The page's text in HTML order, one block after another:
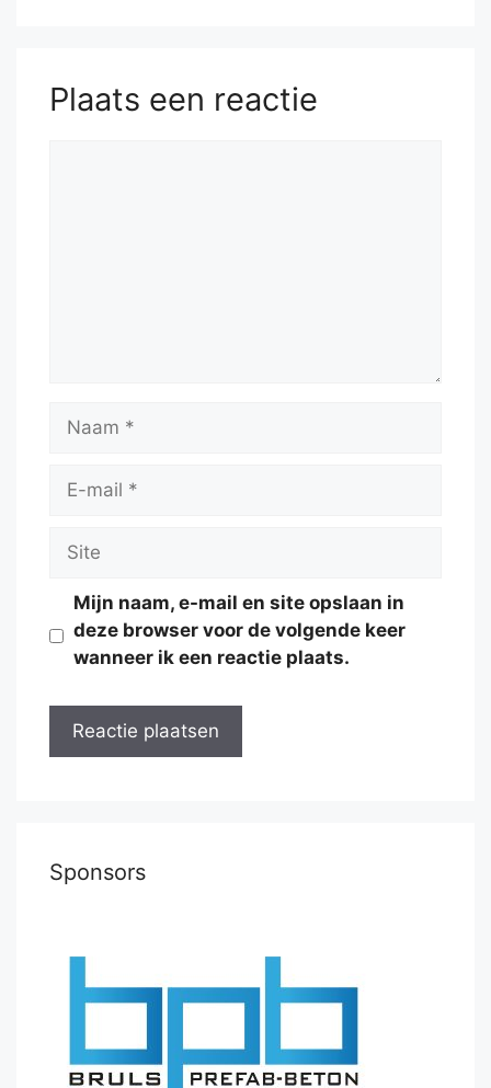
Plaats een reactie
Naam
Site
Mijn naam, e-mail en site opslaan in
deze browser voor de volgende keer
wanneer ik een reactie plaats.
Sponsors